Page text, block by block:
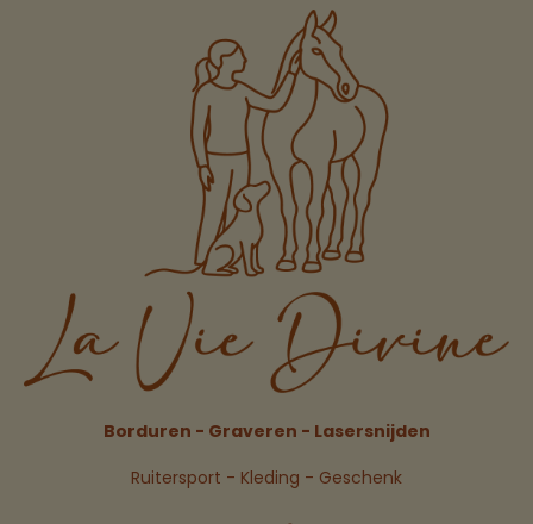
Borduren - Graveren - Lasersnijden
Ruitersport - Kleding - Geschenk